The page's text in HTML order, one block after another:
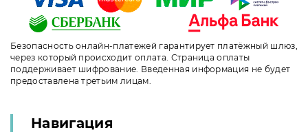
Безопасность онлайн-платежей гарантирует платёжный шлюз,
через который происходит оплата. Страница оплаты
поддерживает шифрование. Введенная информация не будет
предоставлена третьим лицам.
Навигация